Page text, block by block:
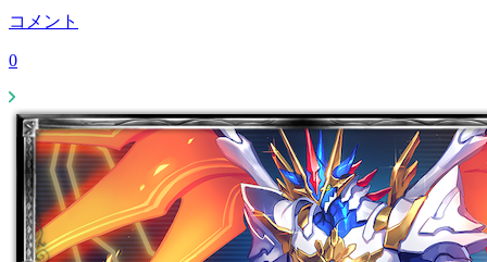
コメント
0